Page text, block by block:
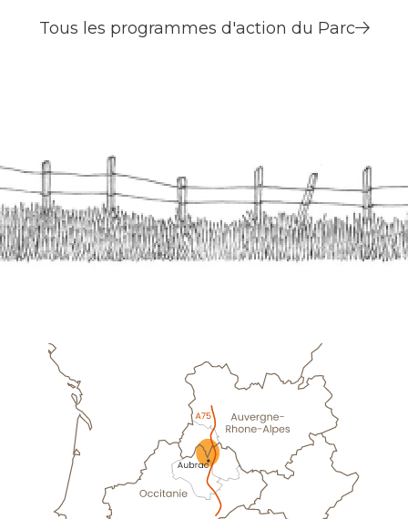
Tous les programmes d'action du Parc